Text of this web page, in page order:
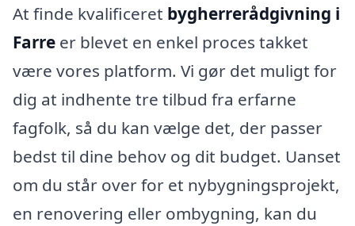
At finde kvalificeret bygherrerådgivning i
Farre er blevet en enkel proces takket
være vores platform. Vi gør det muligt for
dig at indhente tre tilbud fra erfarne
fagfolk, så du kan vælge det, der passer
bedst til dine behov og dit budget. Uanset
om du står over for et nybygningsprojekt,
en renovering eller ombygning, kan du